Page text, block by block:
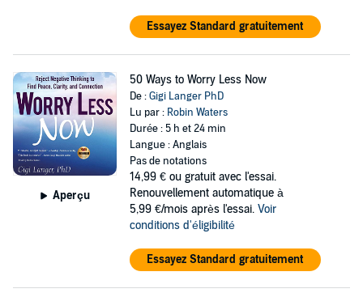
Essayez Standard gratuitement
Aperçu
50 Ways to Worry Less Now
De :Gigi Langer PhD
Lu par : Robin Waters
Durée : 5 h et 24 min
Langue : Anglais
Pas de notations
14,99 € ou gratuit avec l'essai.
Renouvellement automatique à
5,99 €/mois après l'essai. Voir
conditions d'éligibilité
Essayez Standard gratuitement